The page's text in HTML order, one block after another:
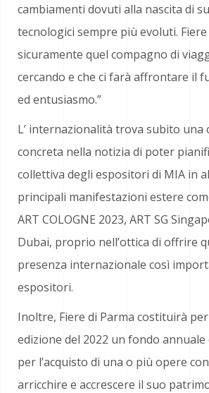
cambiamenti dovuti alla nascita di
tecnologici sempre più evoluti. Fiere
sicuramente quel compagno di
cercando e che ci farà affrontare il
ed entusiasmo.”
L’ internazionalità trova subito una
concreta nella notizia di poter
collettiva degli espositori di MIA in
principali manifestazioni estere
ART COLOGNE 2023, ART SG
Dubai, proprio nell’ottica di offrire
presenza internazionale così
espositori.
Inoltre, Fiere di Parma costituirà
edizione del 2022 un fondo annuale
per l’acquisto di una o più opere
arricchire e accrescere il suo